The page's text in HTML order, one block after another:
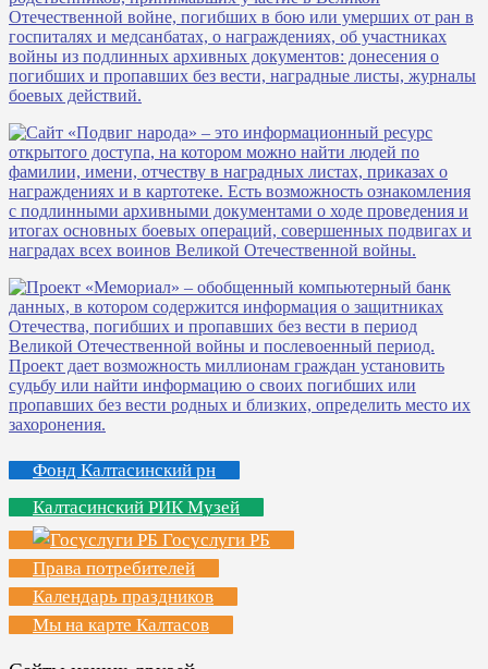
Фонд Калтасинский рн
Калтасинский РИК Музей
Госуслуги РБ
Права потребителей
Календарь праздников
Мы на карте Калтасов